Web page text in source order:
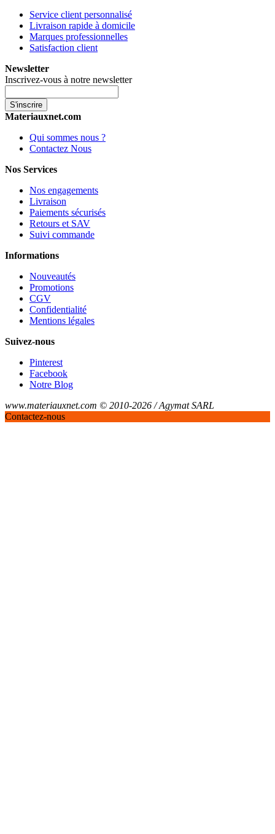
Service client personnalisé
Livraison rapide à domicile
Marques professionnelles
Satisfaction client
Newsletter
Inscrivez-vous à notre newsletter
S'inscrire
Materiauxnet.com
Qui sommes nous ?
Contactez Nous
Nos Services
Nos engagements
Livraison
Paiements sécurisés
Retours et SAV
Suivi commande
Informations
Nouveautés
Promotions
CGV
Confidentialité
Mentions légales
Suivez-nous
Pinterest
Facebook
Notre Blog
www.materiauxnet.com © 2010-2026 / Agymat SARL
Contactez-nous